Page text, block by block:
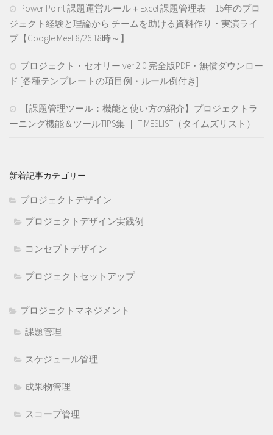
Power Point 課題運営ルール＋Excel 課題管理表 15年のプロ
ジェクト経験と理論から チームを助ける資料作り・実演ライ
ブ【Google Meet 8/26 18時～】
プロジェクト・セオリー ver 2.0 完全版PDF・無償ダウンロー
ド [各種テンプレートの項目例・ルール例付き]
【課題管理ツール：機能と使い方の紹介】プロジェクトラ
ーニング機能＆ツールTIPS集 ｜ TIMESLIST（タイムズリスト）
新着記事カテゴリー
プロジェクトデザイン
プロジェクトデザイン実践例
コンセプトデザイン
プロジェクトセットアップ
プロジェクトマネジメント
課題管理
スケジュール管理
成果物管理
スコープ管理